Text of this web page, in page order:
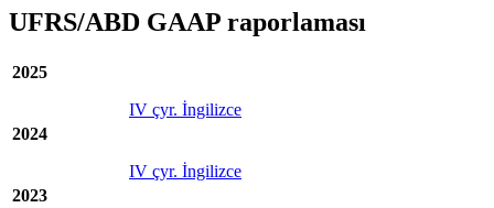
UFRS/ABD GAAP raporlaması
2025
IV çyr. İngilizce
2024
IV çyr. İngilizce
2023